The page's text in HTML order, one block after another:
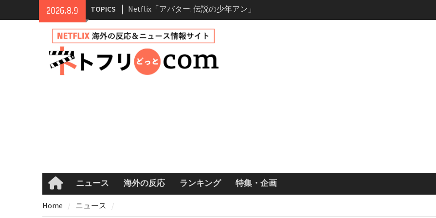
2026.8.9 TOPICS
Netflix映画「ボイスメールで恋をし
て」キャスト・登場人物・あらすじ
まとめ｜ゾーイ・ドゥイッチ主演ロ
マコメ
Netflix「ハウス・オブ・ギネス」シ
ーズン2が更新決定！2027年撮影開始
情報
Homeニュース 海外の反応 ランキング 特集・企画
Home ニュース